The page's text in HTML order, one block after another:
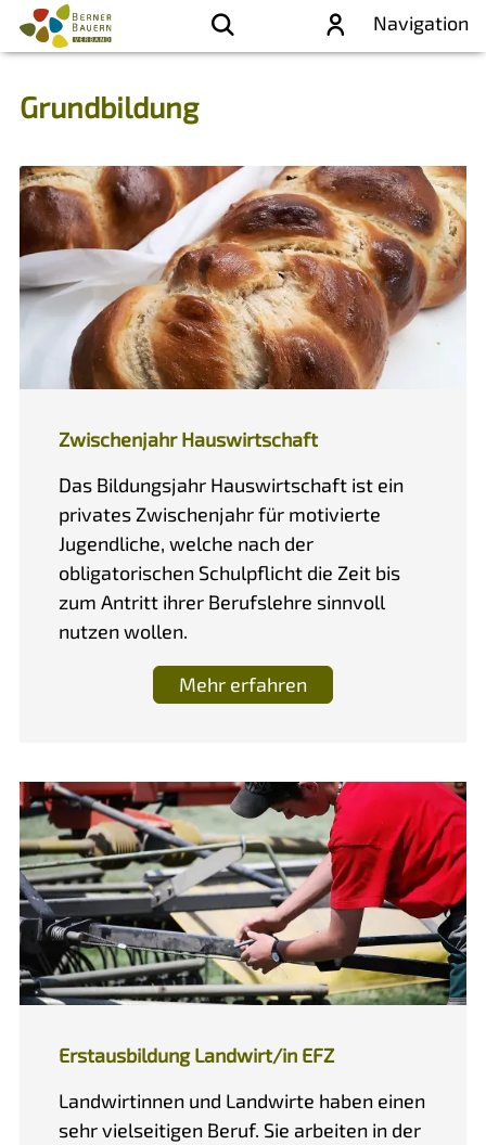
Navigation
Grundbildung
Zwischenjahr Hauswirtschaft
Das Bildungsjahr Hauswirtschaft ist ein
privates Zwischenjahr für motivierte
Jugendliche, welche nach der
obligatorischen Schulpflicht die Zeit bis
zum Antritt ihrer Berufslehre sinnvoll
nutzen wollen.
Mehr erfahren
Erstausbildung Landwirt/in EFZ
Landwirtinnen und Landwirte haben einen
sehr vielseitigen Beruf. Sie arbeiten in der